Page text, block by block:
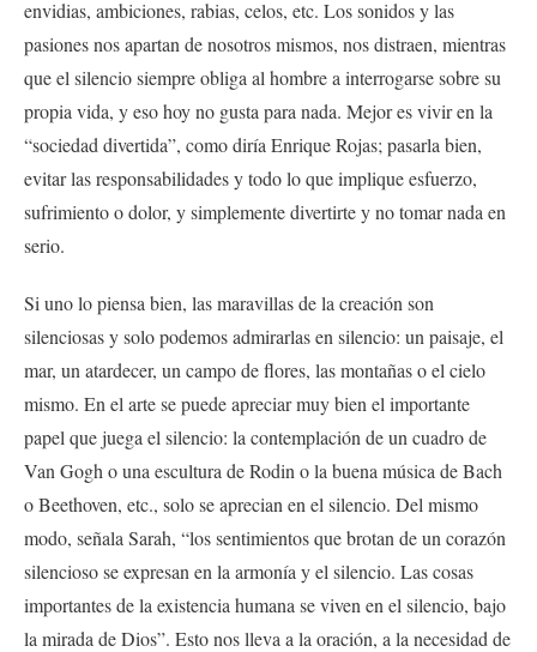
envidias, ambiciones, rabias, celos, etc. Los sonidos y las
pasiones nos apartan de nosotros mismos, nos distraen, mientras
que el silencio siempre obliga al hombre a interrogarse sobre su
propia vida, y eso hoy no gusta para nada. Mejor es vivir en la
“sociedad divertida”, como diría Enrique Rojas; pasarla bien,
evitar las responsabilidades y todo lo que implique esfuerzo,
sufrimiento o dolor, y simplemente divertirte y no tomar nada en
serio.
Si uno lo piensa bien, las maravillas de la creación son
silenciosas y solo podemos admirarlas en silencio: un paisaje, el
mar, un atardecer, un campo de flores, las montañas o el cielo
mismo. En el arte se puede apreciar muy bien el importante
papel que juega el silencio: la contemplación de un cuadro de
Van Gogh o una escultura de Rodin o la buena música de Bach
o Beethoven, etc., solo se aprecian en el silencio. Del mismo
modo, señala Sarah, “los sentimientos que brotan de un corazón
silencioso se expresan en la armonía y el silencio. Las cosas
importantes de la existencia humana se viven en el silencio, bajo
la mirada de Dios”. Esto nos lleva a la oración, a la necesidad de